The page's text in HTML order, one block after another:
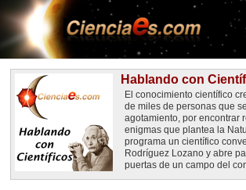
Hablando con
El conocimiento científico
de miles de personas que
agotamiento, por encontrar
enigmas que plantea la
programa un científico
Rodríguez Lozano y abre
puertas de un campo del